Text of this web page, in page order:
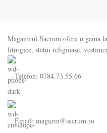
Magazinul Sacrum ofera o gama
liturgice, statui religioase,
Telefon: 0784.73.55.66
Email: magazin@sacrum.ro